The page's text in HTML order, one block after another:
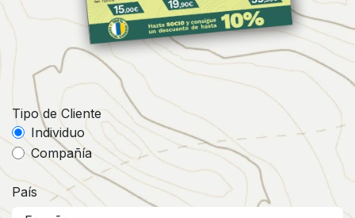
Tipo de Cliente
Individuo
Compañía
País